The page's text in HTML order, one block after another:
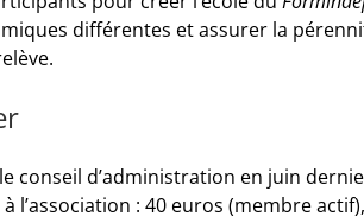
différentes et assurer la
conseil d’administration en juin
l’association : 40 euros (membre